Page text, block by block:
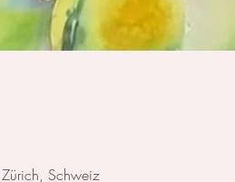
Schweiz